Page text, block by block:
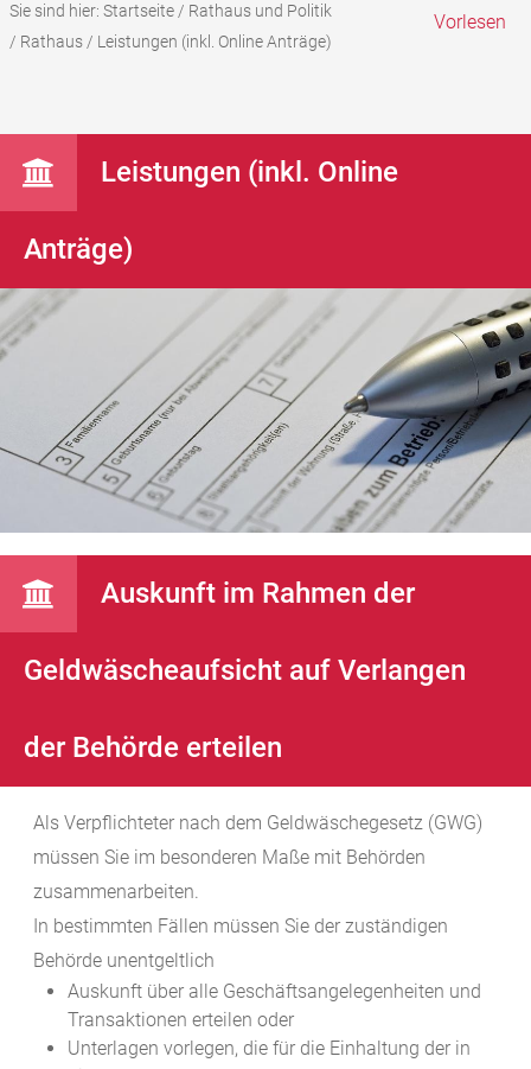
Sie sind hier: Startseite/ Rathaus und Politik
/ Rathaus/ Leistungen (inkl. Online Anträge)
Vorlesen
Leistungen (inkl. Online
Anträge)
Auskunft im Rahmen der
Geldwäscheaufsicht auf Verlangen
der Behörde erteilen
Als Verpflichteter nach dem Geldwäschegesetz (GWG)
müssen Sie im besonderen Maße mit Behörden
zusammenarbeiten.
In bestimmten Fällen müssen Sie der zuständigen
Behörde unentgeltlich
Auskunft über alle Geschäftsangelegenheiten und
Transaktionen erteilen oder
Unterlagen vorlegen, die für die Einhaltung der in